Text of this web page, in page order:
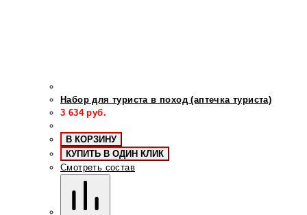
Набор для туриста в поход (аптечка туриста)
3 634руб.
В КОРЗИНУ
КУПИТЬ В ОДИН КЛИК
Смотреть состав